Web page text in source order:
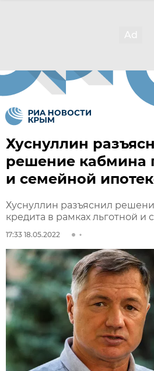
Хуснуллин
решение кабмина
и семейной
Хуснуллин разъяснил
кредита в рамках льготной и
17:33 18.05.2022